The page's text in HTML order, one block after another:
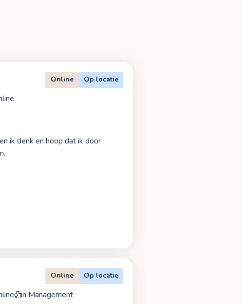
Online Op locatie
ik denk en hoop dat ik door
Online Op locatie
in Management